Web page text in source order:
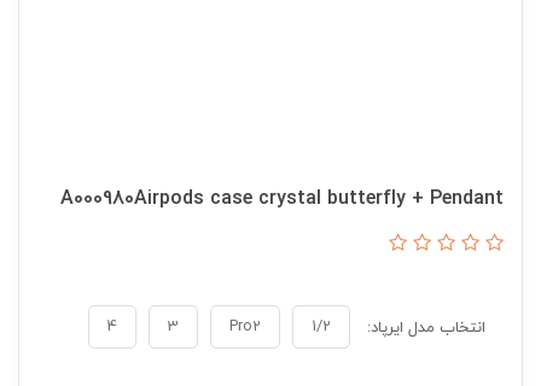
A000980Airpods case crystal butterfly + Pendant
انتخاب مدل ایرپاد: 1/2
Pro2
3
4